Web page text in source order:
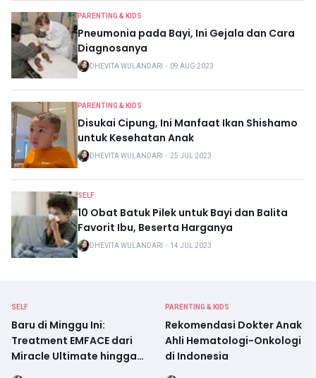
PARENTING & KIDS
Pneumonia pada Bayi, Ini Gejala dan Cara
Diagnosanya
DHEVITA WULANDARI ・ 09 AUG 2023
PARENTING & KIDS
Disukai Cipung, Ini Manfaat Ikan Shishamo
untuk Kesehatan Anak
DHEVITA WULANDARI ・ 25 JUL 2023
SELF
10 Obat Batuk Pilek untuk Bayi dan Balita
Favorit Ibu, Beserta Harganya
DHEVITA WULANDARI ・ 14 JUL 2023
SELF
Baru di Minggu Ini:
Treatment EMFACE dari
Miracle Ultimate hingga
Buku The Winner's Recipe'
PARENTING & KIDS
Rekomendasi Dokter Anak
Ahli Hematologi-Onkologi
di Indonesia